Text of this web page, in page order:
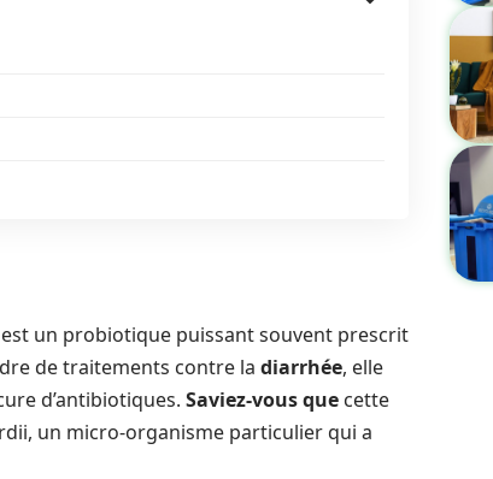
un probiotique puissant souvent prescrit
de traitements contre la diarrhée, elle
d’antibiotiques. Saviez-vous que cette
un micro-organisme particulier qui a